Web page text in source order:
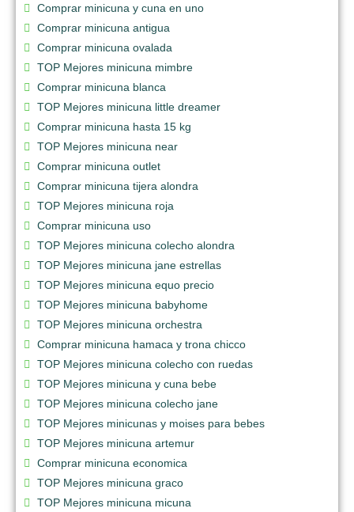
Comprar minicuna y cuna en uno
Comprar minicuna antigua
Comprar minicuna ovalada
TOP Mejores minicuna mimbre
Comprar minicuna blanca
TOP Mejores minicuna little dreamer
Comprar minicuna hasta 15 kg
TOP Mejores minicuna near
Comprar minicuna outlet
Comprar minicuna tijera alondra
TOP Mejores minicuna roja
Comprar minicuna uso
TOP Mejores minicuna colecho alondra
TOP Mejores minicuna jane estrellas
TOP Mejores minicuna equo precio
TOP Mejores minicuna babyhome
TOP Mejores minicuna orchestra
Comprar minicuna hamaca y trona chicco
TOP Mejores minicuna colecho con ruedas
TOP Mejores minicuna y cuna bebe
TOP Mejores minicuna colecho jane
TOP Mejores minicunas y moises para bebes
TOP Mejores minicuna artemur
Comprar minicuna economica
TOP Mejores minicuna graco
TOP Mejores minicuna micuna